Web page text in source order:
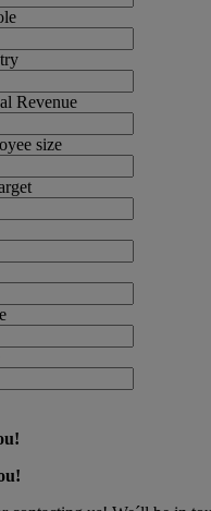
Revenue
size